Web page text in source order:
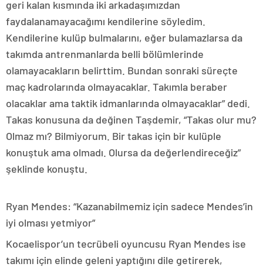
geri kalan kısmında iki arkadaşımızdan
faydalanamayacağımı kendilerine söyledim.
Kendilerine kulüp bulmalarını, eğer bulamazlarsa da
takımda antrenmanlarda belli bölümlerinde
olamayacakların belirttim. Bundan sonraki süreçte
maç kadrolarında olmayacaklar. Takımla beraber
olacaklar ama taktik idmanlarında olmayacaklar” dedi.
Takas konusuna da değinen Taşdemir, “Takas olur mu?
Olmaz mı? Bilmiyorum. Bir takas için bir kulüple
konuştuk ama olmadı. Olursa da değerlendireceğiz”
şeklinde konuştu.
Ryan Mendes: “Kazanabilmemiz için sadece Mendes’in
iyi olması yetmiyor”
Kocaelispor’un tecrübeli oyuncusu Ryan Mendes ise
takımı için elinde geleni yaptığını dile getirerek,